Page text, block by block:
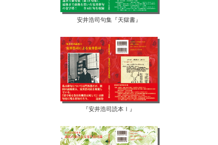
安井浩司句集『天獄書』
『安井浩司読本Ⅰ』